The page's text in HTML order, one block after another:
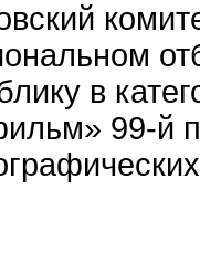
в
99-й